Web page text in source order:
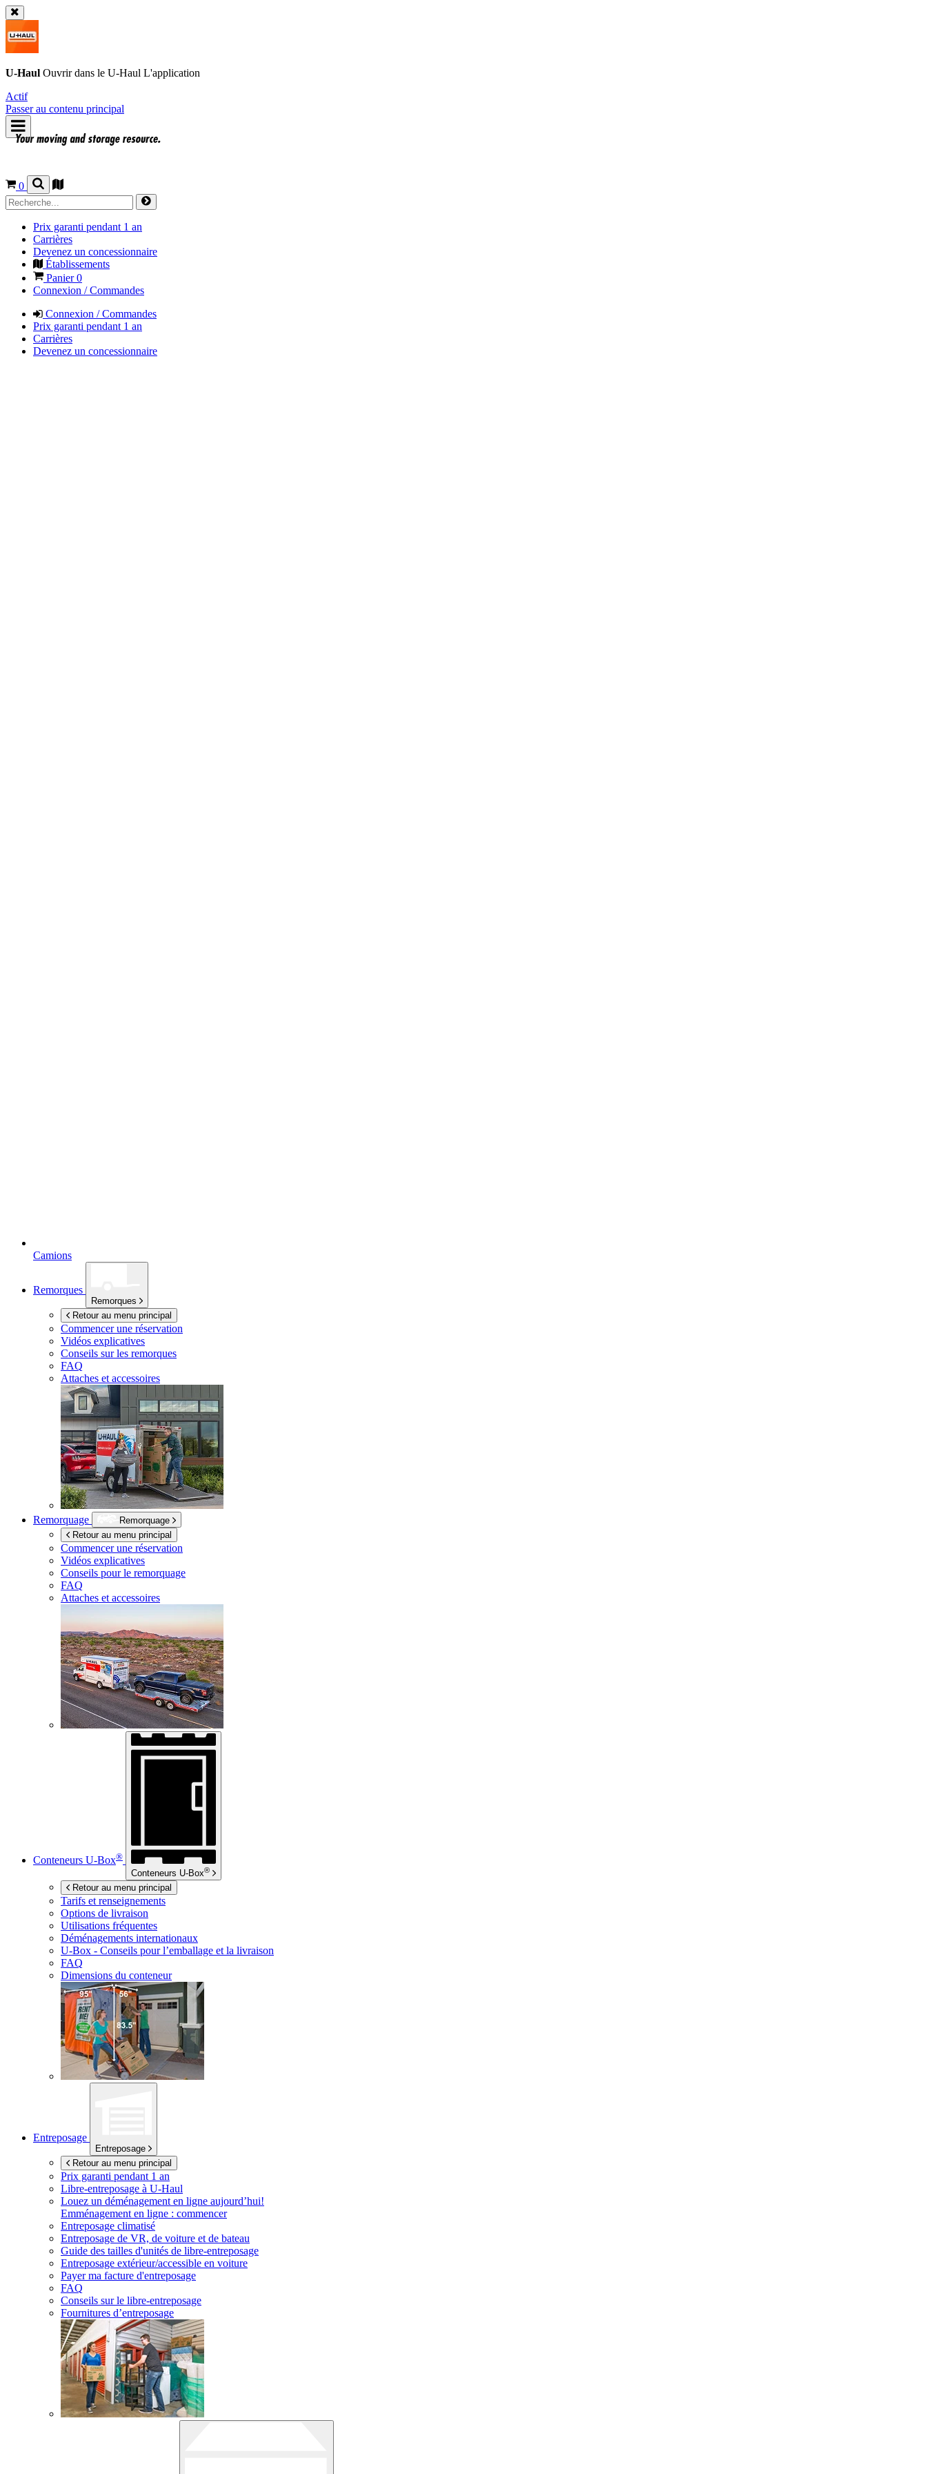
U-Haul Ouvrir dans le U-Haul L'application
Actif
Passer au contenu principal
0
Prix garanti pendant 1 an
Carrières
Devenez un concessionnaire
Établissements
Panier0
Connexion / Commandes
Connexion / Commandes
Prix garanti pendant 1 an
Carrières
Devenez un concessionnaire
Camions
Remorques
Remorques
Retour au menu principal
Commencer une réservation
Vidéos explicatives
Conseils sur les remorques
FAQ
Attaches et accessoires
Remorquage
Remorquage
Retour au menu principal
Commencer une réservation
Vidéos explicatives
Conseils pour le remorquage
FAQ
Attaches et accessoires
Conteneurs U-Box®
Conteneurs U-Box®
Retour au menu principal
Tarifs et renseignements
Options de livraison
Utilisations fréquentes
Déménagements internationaux
U-Box - Conseils pour l’emballage et la livraison
FAQ
Dimensions du conteneur
Entreposage
Entreposage
Retour au menu principal
Prix garanti pendant 1 an
Libre-entreposage à U-Haul
Louez un déménagement en ligne aujourd’hui!
Emménagement en ligne : commencer
Entreposage climatisé
Entreposage de VR, de voiture et de bateau
Guide des tailles d'unités de libre-entreposage
Entreposage extérieur/accessible en voiture
Payer ma facture d'entreposage
FAQ
Conseils sur le libre-entreposage
Fournitures d’entreposage